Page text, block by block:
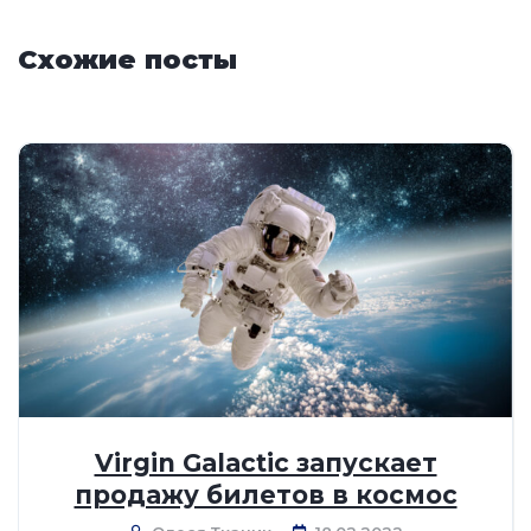
Схожие посты
Virgin Galactic запускает
продажу билетов в космос